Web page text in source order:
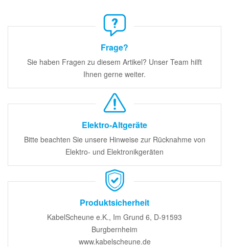
Frage?
Sie haben Fragen zu diesem Artikel? Unser Team hilft
Ihnen gerne weiter.
Elektro-Altgeräte
Bitte beachten Sie unsere Hinweise zur Rücknahme von
Elektro- und Elektronikgeräten
Produktsicherheit
KabelScheune e.K., Im Grund 6, D-91593
Burgbernheim
www.kabelscheune.de